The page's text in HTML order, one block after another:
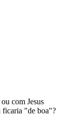
com Jesus
ficaria "de boa"?